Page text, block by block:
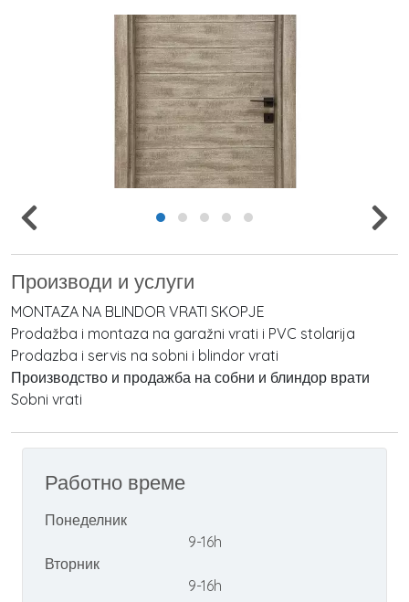
Производи и услуги
MONTAZA NA BLINDOR VRATI SKOPJE
Prodažba i montaza na garažni vrati i PVC stolarija
Prodazba i servis na sobni i blindor vrati
Производство и продажба на собни и блиндор врати
Sobni vrati
Работно време
Понеделник
9-16h
Вторник
9-16h